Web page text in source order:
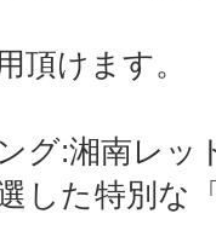
頂けます。
グ:湘南レッ
した特別な